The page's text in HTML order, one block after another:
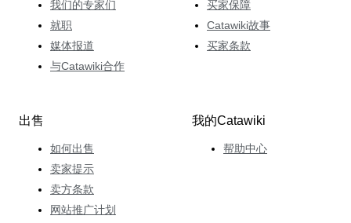
我们的专家们
就职
媒体报道
与Catawiki合作
买家保障
Catawiki故事
买家条款
出售
如何出售
卖家提示
卖方条款
网站推广计划
我的Catawiki
帮助中心